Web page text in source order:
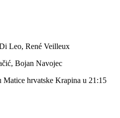
Leo, René Veilleux
Bojan Navojec
Matice hrvatske Krapina u 21:15